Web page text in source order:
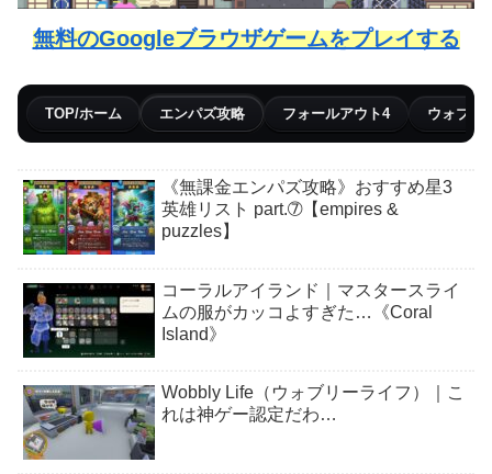
無料のGoogleブラウザゲームをプレイする
TOP/ホーム エンパズ攻略 フォールアウト4 ウォブリ
《無課金エンパズ攻略》おすすめ星3
英雄リスト part.➆【empires &
puzzles】
コーラルアイランド｜マスタースライ
ムの服がカッコよすぎた…《Coral
Island》
Wobbly Life（ウォブリーライフ）｜こ
れは神ゲー認定だわ…